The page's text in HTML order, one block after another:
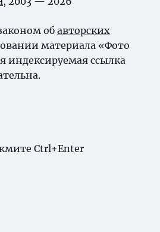
об авторских
материала «Фото
индексируемая ссылка
Ctrl+Enter